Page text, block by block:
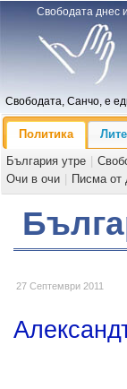
Свободата днес
Свободата, Санчо, е
Политика
България утре
Очи в очи
Писма от
27 Септември 2011